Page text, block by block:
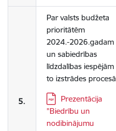
5.
Par valsts budžeta
prioritātēm
2024.-2026.gadam
un sabiedrības
līdzdalības iespējām
to izstrādes procesā
Lejupielādēt:
Prezentācija
"Biedrību un
nodibinājumu